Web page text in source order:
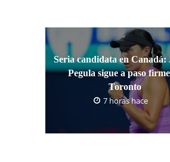
Seria candidata en Canadá:
Pegula sigue a paso
Toronto
7 horas hace